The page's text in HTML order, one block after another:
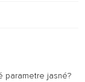
parametre jasné?